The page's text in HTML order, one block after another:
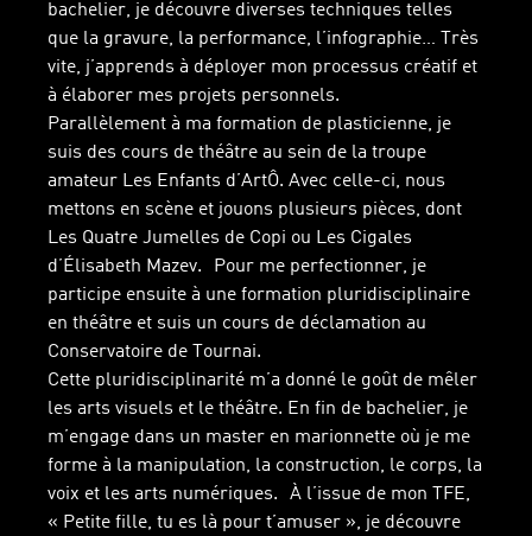
bachelier, je découvre diverses techniques telles
que la gravure, la performance, l’infographie… Très
vite, j’apprends à déployer mon processus créatif et
à élaborer mes projets personnels.
Parallèlement à ma formation de plasticienne, je
suis des cours de théâtre au sein de la troupe
amateur Les Enfants d’ArtÔ. Avec celle-ci, nous
mettons en scène et jouons plusieurs pièces, dont
Les Quatre Jumelles de Copi ou Les Cigales
d’Élisabeth Mazev. Pour me perfectionner, je
participe ensuite à une formation pluridisciplinaire
en théâtre et suis un cours de déclamation au
Conservatoire de Tournai.
Cette pluridisciplinarité m’a donné le goût de mêler
les arts visuels et le théâtre. En fin de bachelier, je
m’engage dans un master en marionnette où je me
forme à la manipulation, la construction, le corps, la
voix et les arts numériques. À l’issue de mon TFE,
« Petite fille, tu es là pour t’amuser », je découvre